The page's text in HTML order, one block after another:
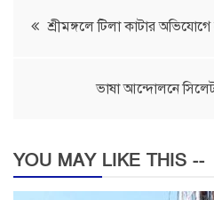
Post
শ্রীমঙ্গলে টিলা কাটার
ভাষা আন্দোলনে
YOU MAY LIKE THIS --